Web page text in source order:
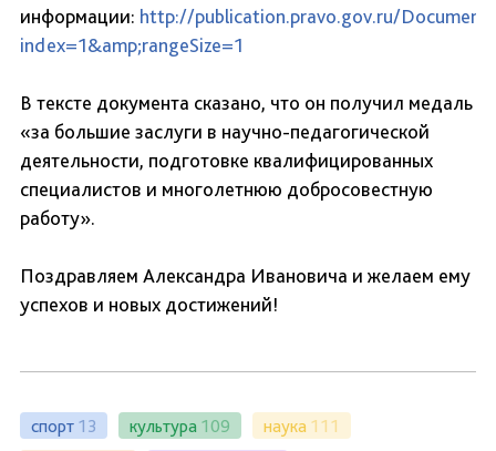
информации: http://publication.pravo.gov.ru/
index=1&amp;rangeSize=1
В тексте документа сказано, что он получил медаль
«за большие заслуги в научно-педагогической
деятельности, подготовке квалифицированных
специалистов и многолетнюю добросовестную
работу».
Поздравляем Александра Ивановича и желаем ему
успехов и новых достижений!
спорт 13 культура 109 наука 111